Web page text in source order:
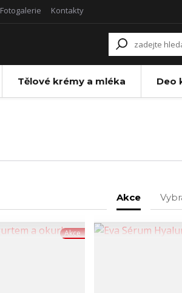
Fotogalerie Kontakty
Tělové krémy a mléka Deo
Akce
Akce